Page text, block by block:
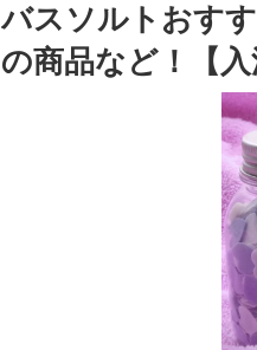
バスソルトおす
の商品など！【入